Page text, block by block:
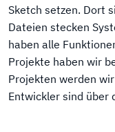
Sketch setzen. Dort
Dateien stecken
haben alle
Projekte haben wir
Projekten werden
Entwickler sind über